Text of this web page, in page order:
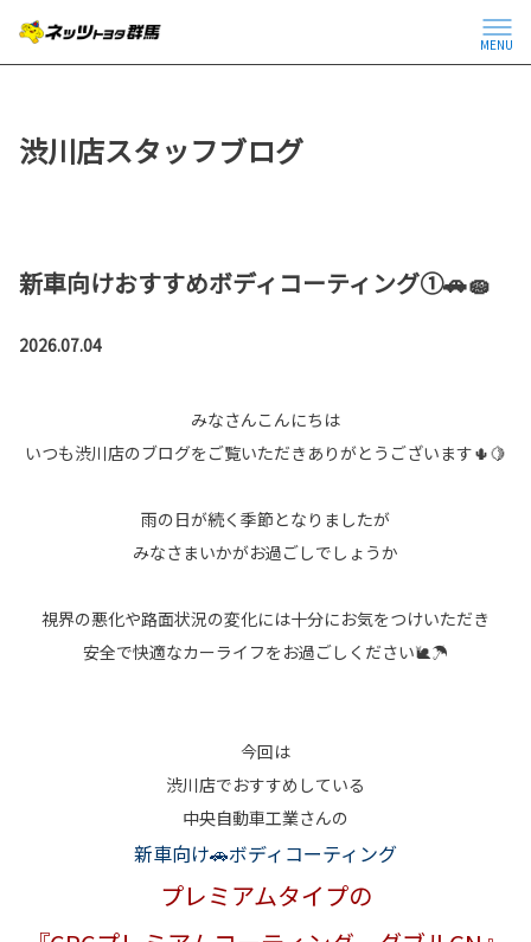
MENU
渋川店スタッフブログ
新車向けおすすめボディコーティング①🚗🧽
2026.07.04
みなさんこんにちは
いつも渋川店のブログをご覧いただきありがとうございます🌵🍋
雨の日が続く季節となりましたが
みなさまいかがお過ごしでしょうか
視界の悪化や路面状況の変化には十分にお気をつけいただき
安全で快適なカーライフをお過ごしください🐌☂
今回は
渋川店でおすすめしている
中央自動車工業さんの
新車向け🚗ボディコーティング
プレミアムタイプの